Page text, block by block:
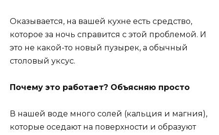
Оказывается, на вашей кухне есть средство,
которое за ночь справится с этой проблемой. И
это не какой-то новый пузырек, а обычный
столовый уксус.
Почему это работает? Объясняю просто
В нашей воде много солей (кальция и магния),
которые оседают на поверхности и образуют